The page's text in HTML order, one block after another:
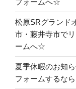
松原SRグランド
市・藤井寺市で
ームへ☆
夏季休暇のお知
フォームするな